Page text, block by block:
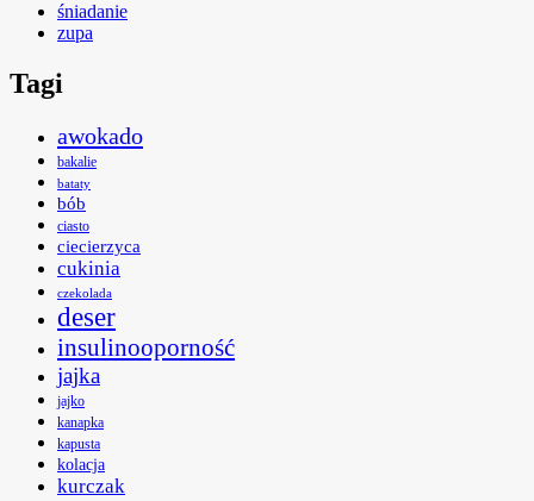
śniadanie
zupa
Tagi
awokado
bakalie
bataty
bób
ciasto
ciecierzyca
cukinia
czekolada
deser
insulinooporność
jajka
jajko
kanapka
kapusta
kolacja
kurczak